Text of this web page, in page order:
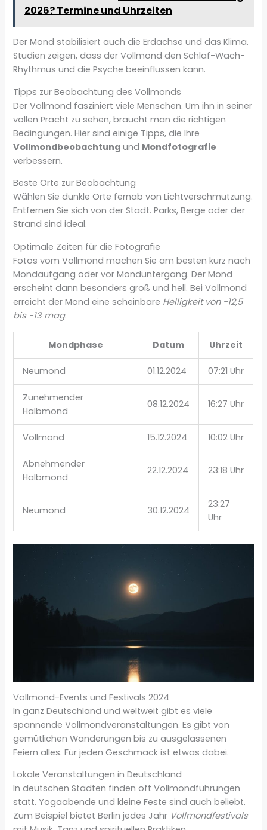
2026? Termine und Uhrzeiten
Der Mond stabilisiert auch die Erdachse und das Klima.
Studien zeigen, dass der Vollmond den Schlaf-Wach-
Rhythmus und die Psyche beeinflussen kann.
Tipps zur Beobachtung des Vollmonds
Der Vollmond fasziniert viele Menschen. Um ihn in seiner
vollen Pracht zu sehen, braucht man die richtigen
Bedingungen. Hier sind einige Tipps, die Ihre
Vollmondbeobachtung und Mondfotografie
verbessern.
Beste Orte zur Beobachtung
Wählen Sie dunkle Orte fernab von Lichtverschmutzung.
Entfernen Sie sich von der Stadt. Parks, Berge oder der
Strand sind ideal.
Optimale Zeiten für die Fotografie
Fotos vom Vollmond machen Sie am besten kurz nach
Mondaufgang oder vor Monduntergang. Der Mond
erscheint dann besonders groß und hell. Bei Vollmond
erreicht der Mond eine scheinbare Helligkeit von -12,5
bis -13 mag.
Mondphase Datum Uhrzeit
Neumond 01.12.2024 07:21 Uhr
Zunehmender
Halbmond
08.12.2024 16:27 Uhr
Vollmond 15.12.2024 10:02 Uhr
Abnehmender
Halbmond
22.12.2024 23:18 Uhr
Neumond 30.12.2024
23:27
Uhr
Vollmond-Events und Festivals 2024
In ganz Deutschland und weltweit gibt es viele
spannende Vollmondveranstaltungen. Es gibt von
gemütlichen Wanderungen bis zu ausgelassenen
Feiern alles. Für jeden Geschmack ist etwas dabei.
Lokale Veranstaltungen in Deutschland
In deutschen Städten finden oft Vollmondführungen
statt. Yogaabende und kleine Feste sind auch beliebt.
Zum Beispiel bietet Berlin jedes Jahr Vollmondfestivals